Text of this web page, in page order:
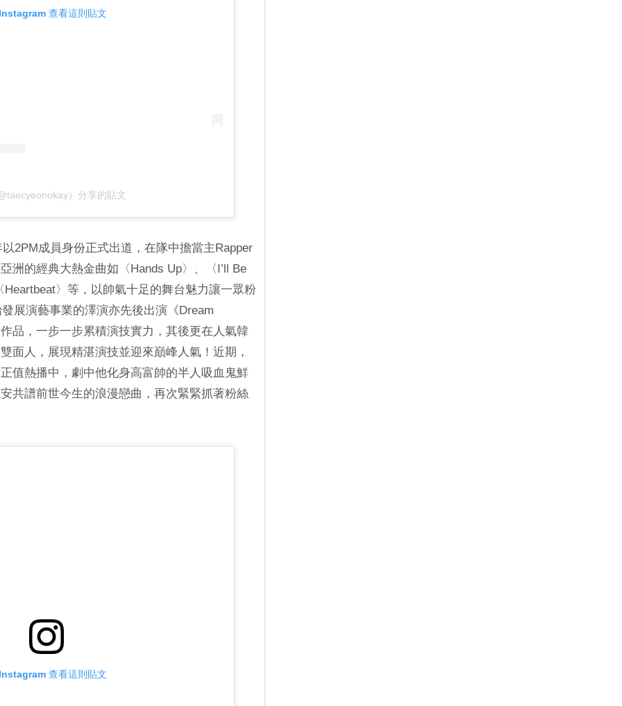
查看這則貼文
）分享的貼文
2PM成員身份正式出道，在隊中擔當主Rapper
洲的經典大熱金曲如〈Hands Up〉、〈I’ll Be
〉等，以帥氣十足的舞台魅力讓一眾粉
展演藝事業的澤演亦先後出演《Dream
品，一步一步累積演技實力，其後更在人氣韓
面人，展現精湛演技並迎來巔峰人氣！近期，
值熱播中，劇中他化身高富帥的半人吸血鬼鮮
共譜前世今生的浪漫戀曲，再次緊緊抓著粉絲
查看這則貼文